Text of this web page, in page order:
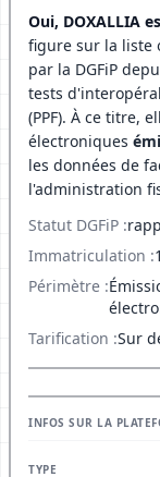
Oui, DOXALLIA
figure sur la liste
par la DGFiP
tests
(PPF). À ce titre,
électroniques
les données de
l'administration
Statut DGFiP :
Immatriculation :
Périmètre :
Tarification :Sur
INFOS SUR LA
TYPE